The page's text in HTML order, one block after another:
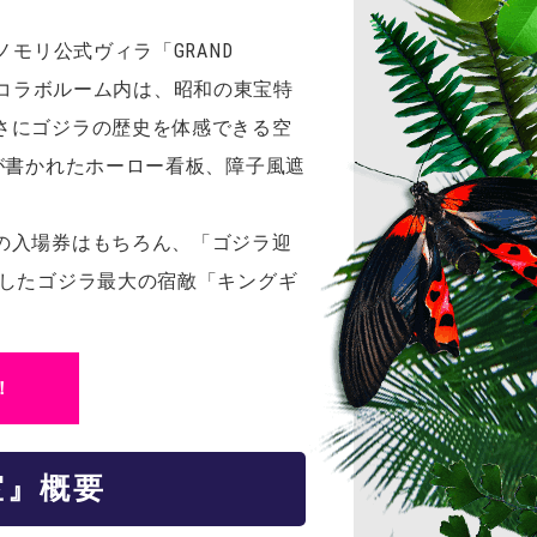
リ公式ヴィラ「GRAND
ラボルーム内は、昭和の東宝特
ゴジラの歴史を体感できる空
かれたホーロー看板、障子風遮
場券はもちろん、「ゴジラ迎
たゴジラ最大の宿敵「キングギ
概要